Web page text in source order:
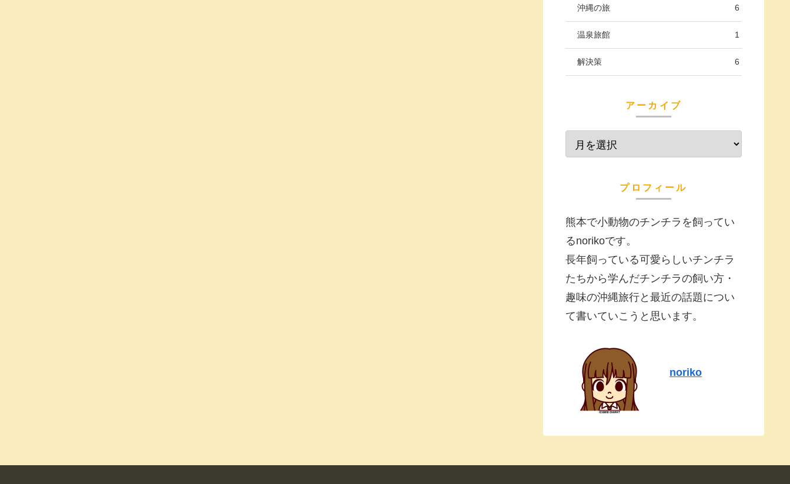
沖縄の旅 6
温泉旅館 1
解決策 6
アーカイブ
プロフィール
熊本で小動物のチンチラを飼ってい
るnorikoです。
長年飼っている可愛らしいチンチラ
たちから学んだチンチラの飼い方・
趣味の沖縄旅行と最近の話題につい
て書いていこうと思います。
noriko